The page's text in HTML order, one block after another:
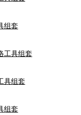
组套
工具组套
具组套
组套